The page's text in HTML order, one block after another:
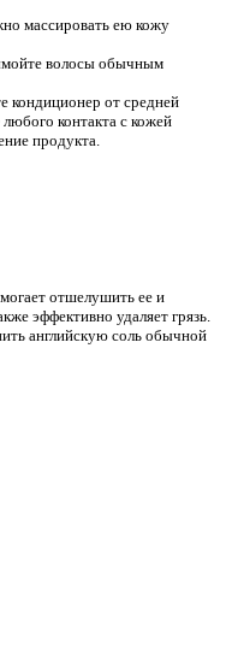
массировать ею кожу
волосы обычным
кондиционер от средней
контакта с кожей
продукта.
отшелушить ее и
эффективно удаляет грязь.
английскую соль обычной